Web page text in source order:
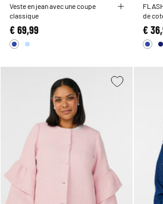
Veste en jean avec une coupe
classique
€ 69,99
de
€